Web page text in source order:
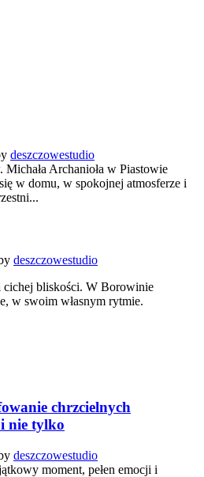
deszczowestudio
Archanioła w Piastowie
w domu, w spokojnej atmosferze i
deszczowestudio
cichej bliskości. W Borowinie
w swoim własnym rytmie.
chrzcielnych
nie tylko
deszczowestudio
moment, pełen emocji i